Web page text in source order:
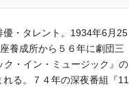
・タレント。1934年6月25
養成所から５６年に劇団三
・イン・ミュージック』の
る。７４年の深夜番組『11